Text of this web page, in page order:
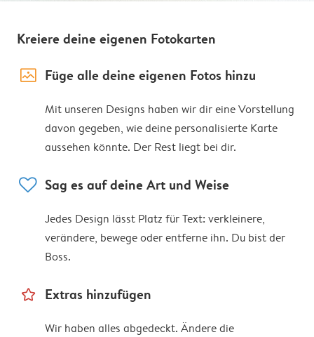
Kreiere deine eigenen Fotokarten
image_placeholder Füge alle deine eigenen Fotos hinzu
Mit unseren Designs haben wir dir eine Vorstellung
davon gegeben, wie deine personalisierte Karte
aussehen könnte. Der Rest liegt bei dir.
heart Sag es auf deine Art und Weise
Jedes Design lässt Platz für Text: verkleinere,
verändere, bewege oder entferne ihn. Du bist der
Boss.
star_outline Extras hinzufügen
Wir haben alles abgedeckt. Ändere die